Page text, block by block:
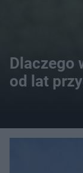
Dlaczego
od lat